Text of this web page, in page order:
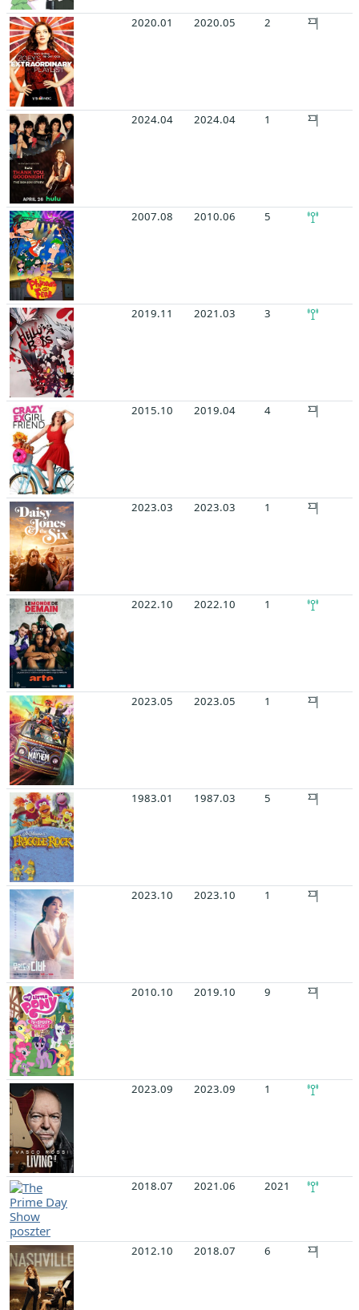
2020.01 2020.05 2
2024.04 2024.04 1
2007.08 2010.06 5
2019.11 2021.03 3
2015.10 2019.04 4
2023.03 2023.03 1
2022.10 2022.10 1
2023.05 2023.05 1
1983.01 1987.03 5
2023.10 2023.10 1
2010.10 2019.10 9
2023.09 2023.09 1
2018.07 2021.06 2021
2012.10 2018.07 6